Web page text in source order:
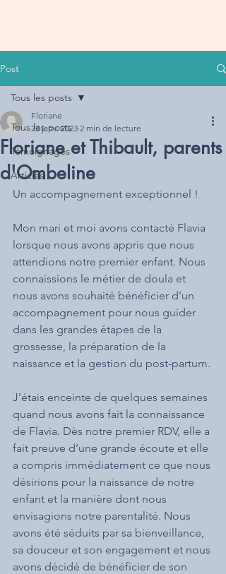
Post
Tous les posts
Témoignages
Articles
Tous les posts
Floriane et Thibault, parents
d'Ombeline
Floriane
23 janv. 2023 2 min de lecture
Un accompagnement exceptionnel !
Mon mari et moi avons contacté Flavia
lorsque nous avons appris que nous
attendions notre premier enfant. Nous
connaissions le métier de doula et
nous avons souhaité bénéficier d’un
accompagnement pour nous guider
dans les grandes étapes de la
grossesse, la préparation de la
naissance et la gestion du post-partum.
J’étais enceinte de quelques semaines
quand nous avons fait la connaissance
de Flavia. Dès notre premier RDV, elle a
fait preuve d’une grande écoute et elle
a compris immédiatement ce que nous
désirions pour la naissance de notre
enfant et la manière dont nous
envisagions notre parentalité. Nous
avons été séduits par sa bienveillance,
sa douceur et son engagement et nous
avons décidé de bénéficier de son